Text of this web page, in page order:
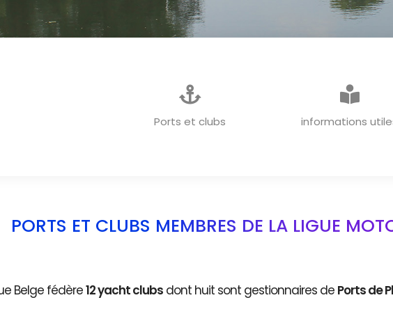
INFORMATIONS GENERALES
Ports et clubs informations
PORTS ET CLUBS MEMBRES DE LA LIGUE
Belge fédère12 yacht clubs dont huit sont gestionnaires de Ports de